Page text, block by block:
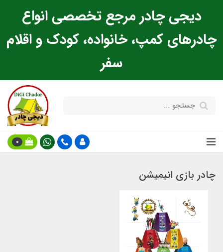
دیجی چادر مرجع تخصصی انواع
چادرهای کمپ، خانواده، کودک و اقلام
سفر
0
چادر بازی انیمیشن